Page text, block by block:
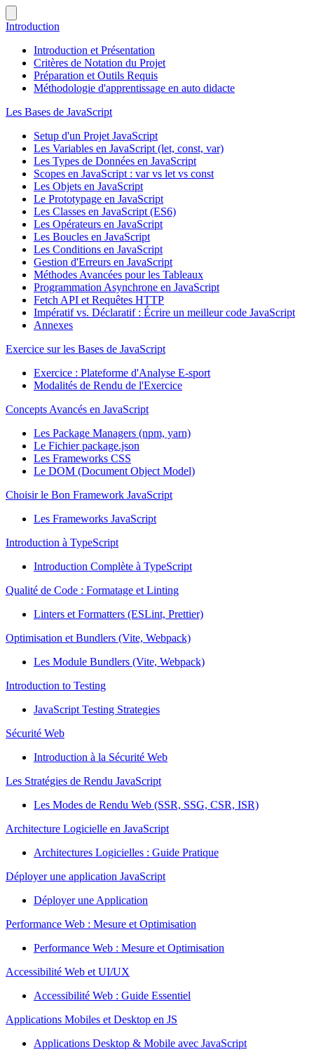
Introduction
Introduction et Présentation
Critères de Notation du Projet
Préparation et Outils Requis
Méthodologie d'apprentissage en auto didacte
Les Bases de JavaScript
Setup d'un Projet JavaScript
Les Variables en JavaScript (let, const, var)
Les Types de Données en JavaScript
Scopes en JavaScript : var vs let vs const
Les Objets en JavaScript
Le Prototypage en JavaScript
Les Classes en JavaScript (ES6)
Les Opérateurs en JavaScript
Les Boucles en JavaScript
Les Conditions en JavaScript
Gestion d'Erreurs en JavaScript
Méthodes Avancées pour les Tableaux
Programmation Asynchrone en JavaScript
Fetch API et Requêtes HTTP
Impératif vs. Déclaratif : Écrire un meilleur code JavaScript
Annexes
Exercice sur les Bases de JavaScript
Exercice : Plateforme d'Analyse E-sport
Modalités de Rendu de l'Exercice
Concepts Avancés en JavaScript
Les Package Managers (npm, yarn)
Le Fichier package.json
Les Frameworks CSS
Le DOM (Document Object Model)
Choisir le Bon Framework JavaScript
Les Frameworks JavaScript
Introduction à TypeScript
Introduction Complète à TypeScript
Qualité de Code : Formatage et Linting
Linters et Formatters (ESLint, Prettier)
Optimisation et Bundlers (Vite, Webpack)
Les Module Bundlers (Vite, Webpack)
Introduction to Testing
JavaScript Testing Strategies
Sécurité Web
Introduction à la Sécurité Web
Les Stratégies de Rendu JavaScript
Les Modes de Rendu Web (SSR, SSG, CSR, ISR)
Architecture Logicielle en JavaScript
Architectures Logicielles : Guide Pratique
Déployer une application JavaScript
Déployer une Application
Performance Web : Mesure et Optimisation
Performance Web : Mesure et Optimisation
Accessibilité Web et UI/UX
Accessibilité Web : Guide Essentiel
Applications Mobiles et Desktop en JS
Applications Desktop & Mobile avec JavaScript